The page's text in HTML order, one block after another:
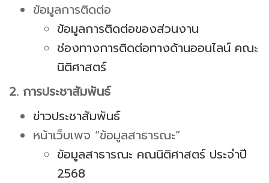
ข้อมูลการติดต่อ
ข้อมูลการติดต่อของส่วนงาน
ช่องทางการติดต่อทางด้านออนไลน์ คณะ
นิติศาสตร์
2. การประชาสัมพันธ์
ข่าวประชาสัมพันธ์
หน้าเว็บเพจ “ข้อมูลสาธารณะ”
ข้อมูลสาธารณะ คณนิติศาสตร์ ประจำปี
2568